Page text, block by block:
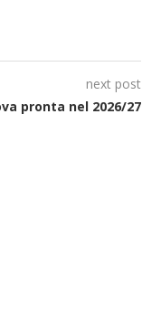
next post
pronta nel 2026/27